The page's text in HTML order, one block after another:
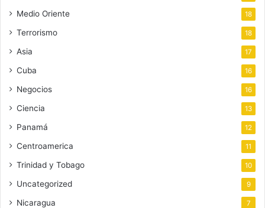
Medio Oriente 18
Terrorismo 18
Asia 17
Cuba 16
Negocios 16
Ciencia 13
Panamá 12
Centroamerica 11
Trinidad y Tobago 10
Uncategorized 9
Nicaragua 7